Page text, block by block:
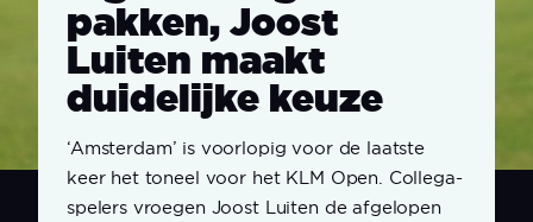
pakken, Joost
Luiten maakt
duidelijke keuze
‘Amsterdam’ is voorlopig voor de laatste
keer het toneel voor het KLM Open. Collega-
spelers vroegen Joost Luiten de afgelopen